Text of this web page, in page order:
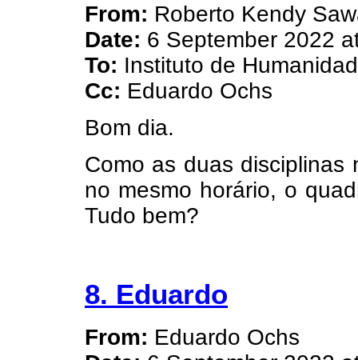
From: Roberto Kendy
Date: 6 September 2022
To: Instituto de
Cc: Eduardo Ochs
Bom dia.
Como as duas disciplinas
no mesmo horário, o
Tudo bem?
8. Eduardo
From: Eduardo Ochs